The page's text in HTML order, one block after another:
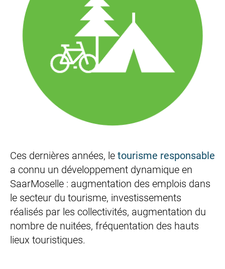
Ces dernières années, le tourisme responsable
a connu un développement dynamique en
SaarMoselle : augmentation des emplois dans
le secteur du tourisme, investissements
réalisés par les collectivités, augmentation du
nombre de nuitées, fréquentation des hauts
lieux touristiques.